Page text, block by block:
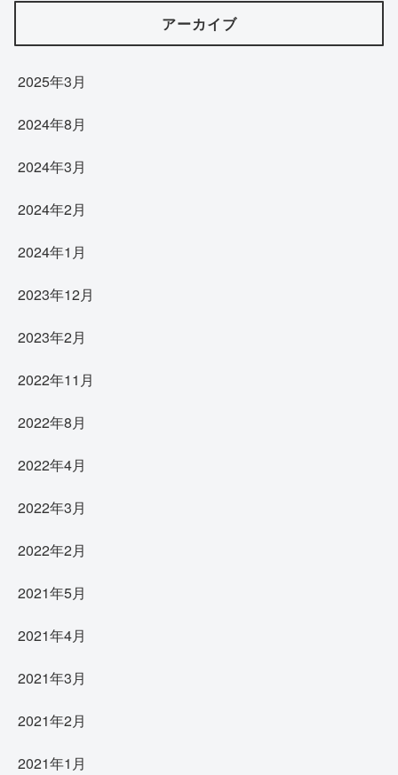
アーカイブ
2025年3月
2024年8月
2024年3月
2024年2月
2024年1月
2023年12月
2023年2月
2022年11月
2022年8月
2022年4月
2022年3月
2022年2月
2021年5月
2021年4月
2021年3月
2021年2月
2021年1月